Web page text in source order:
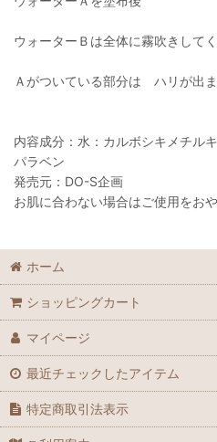
ウォーターＢは全体に霧吹きしてく
Ａがついている部分は ハリが出ま
内容成分：水：カルボシキメチル
パラベン
発売元：DO-S企画
お肌に合わない場合はご使用をお
ホーム
ショッピングカート
マイページ
最近チェックしたアイテム
特定商取引法表示